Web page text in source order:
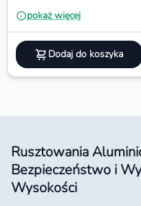
pokaż więcej
Dodaj do koszyka
Rusztowania
Bezpieczeństwo i
Wysokości